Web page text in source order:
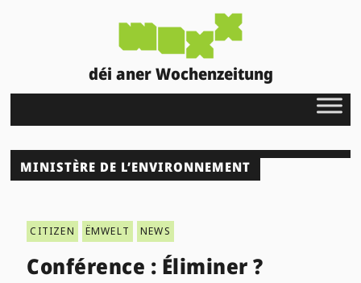
déi aner Wochenzeitung
MINISTÈRE DE L’ENVIRONNEMENT
CITIZEN ËMWELT NEWS
Conférence : Éliminer ?